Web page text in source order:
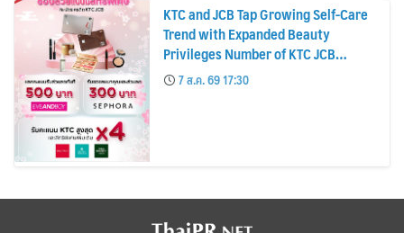
KTC and JCB Tap Growing Self-Care
Trend with Expanded Beauty
Privileges Number of KTC JCB
Cardmembers Spending on
Cosmetics Rises 26%
7 ส.ค. 69 17:30